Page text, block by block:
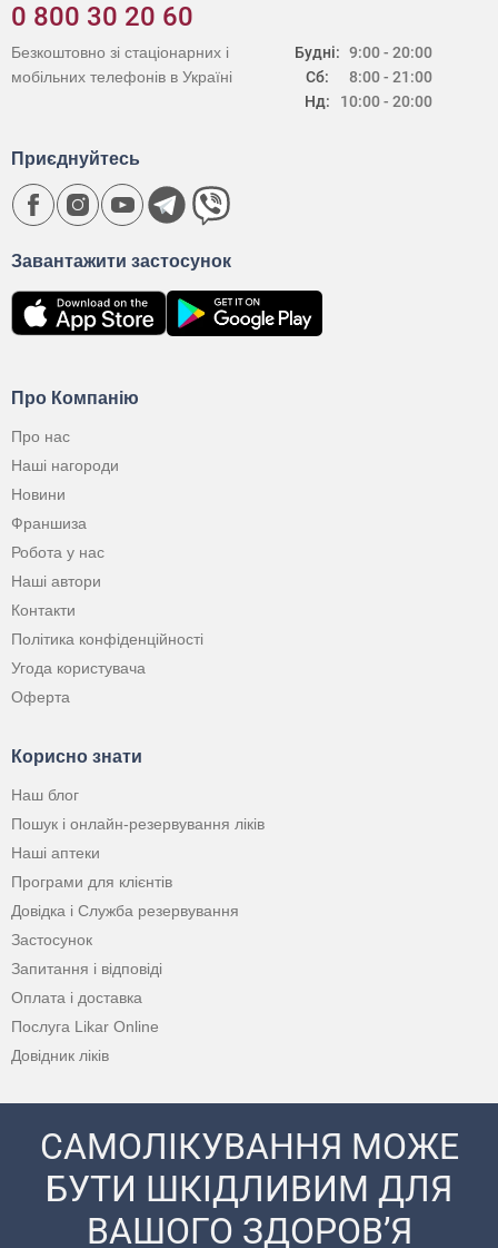
0 800 30 20 60
Будні:
Сб:
Нд:
9:00 - 20:00
8:00 - 21:00
10:00 - 20:00
Безкоштовно зі стаціонарних і
мобільних телефонів в Україні
Про Компанію
Про нас
Наші нагороди
Новини
Франшиза
Робота у нас
Наші автори
Контакти
Політика конфіденційності
Угода користувача
Оферта
Корисно знати
Наш блог
Пошук і онлайн-резервування ліків
Наші аптеки
Програми для клієнтів
Довідка і Служба резервування
Застосунок
Запитання і відповіді
Оплата і доставка
Послуга Likar Online
Довідник ліків
Завантажити застосунок
Приєднуйтесь
САМОЛІКУВАННЯ МОЖЕ
БУТИ ШКІДЛИВИМ ДЛЯ
ВАШОГО ЗДОРОВ’Я